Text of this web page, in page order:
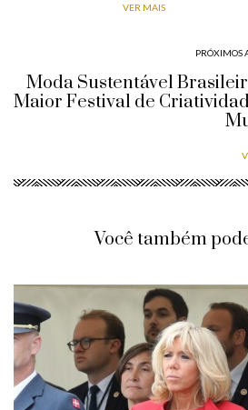
VER MAIS
PRÓXIMOS
Moda Sustentável
Maior Festival de
Você também